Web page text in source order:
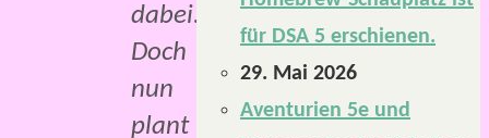
dabei.
Doch
nun
plant
für DSA 5 erschienen.
29. Mai 2026
Aventurien 5e und